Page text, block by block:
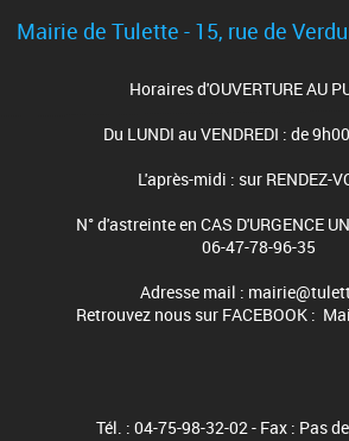
Mairie de Tulette - 15, rue de
Horaires d'OUVERTURE AU
Du LUNDI au VENDREDI : de
L'après-midi : sur RENDEZ-
N° d'astreinte en CAS D'URGENCE
06-47-78-96-35
Adresse mail :
Retrouvez nous sur FACEBOOK :
Tél. : 04-75-98-32-02 - Fax : Pas